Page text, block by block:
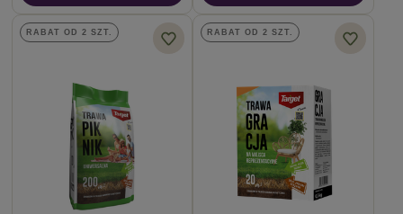
RABAT OD 2 SZT. RABAT OD 2 SZT.